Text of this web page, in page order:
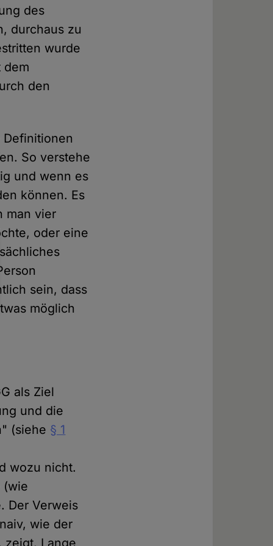
des
durchaus zu
wurde
dem
den
So verstehe
und wenn es
können. Es
man vier
oder eine
sein, dass
möglich
als Ziel
und die
(siehe § 1
wozu nicht.
(wie
Der Verweis
wie der
zeigt. Lange